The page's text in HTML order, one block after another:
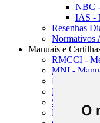
O
NBC
IAS -
Resenhas
Normativos
Manuais e
RMCCI -
MNI -
MTVM -
MCR -
SISORF -
MASUP -